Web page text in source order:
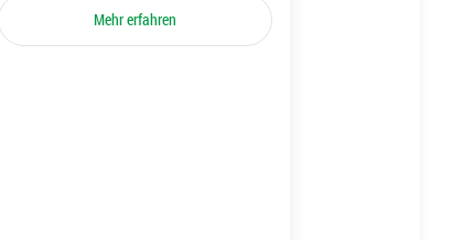
Mehr erfahren